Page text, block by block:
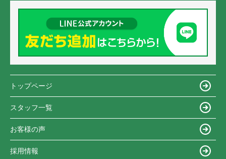
トップページ
スタッフ一覧
お客様の声
採用情報